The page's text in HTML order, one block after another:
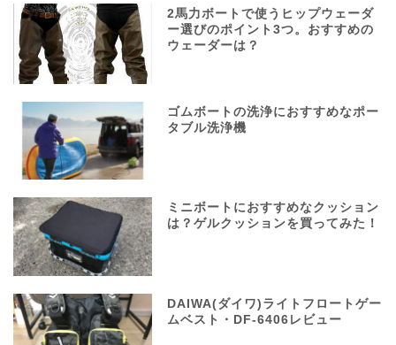
2馬力ボートで使うヒップウェーダ
ー選びのポイント3つ。おすすめの
ウェーダーは？
ゴムボートの洗浄におすすめなポー
タブル洗浄機
ミニボートにおすすめなクッション
は？ゲルクッションを買ってみた！
DAIWA(ダイワ)ライトフロートゲー
ムベスト・DF-6406レビュー